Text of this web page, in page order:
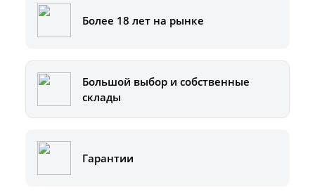
Более 18 лет на рынке
Большой выбор и собственные
склады
Гарантии